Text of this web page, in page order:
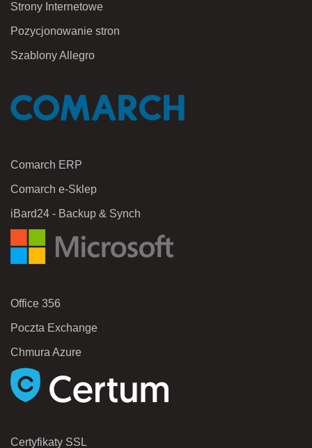
Strony Internetowe
Pozycjonowanie stron
Szablony Allegro
Comarch ERP
Comarch e-Sklep
iBard24 - Backup & Synch
Office 356
Poczta Exchange
Chmura Azure
Certyfikaty SSL